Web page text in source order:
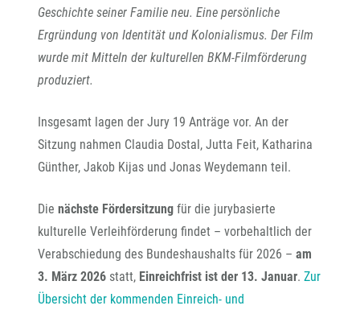
Geschichte seiner Familie neu. Eine persönliche
Ergründung von Identität und Kolonialismus. Der Film
wurde mit Mitteln der kulturellen BKM-Filmförderung
produziert.
Insgesamt lagen der Jury 19 Anträge vor. An der
Sitzung nahmen Claudia Dostal, Jutta Feit, Katharina
Günther, Jakob Kijas und Jonas Weydemann teil.
Die nächste Fördersitzung für die jurybasierte
kulturelle Verleihförderung findet – vorbehaltlich der
Verabschiedung des Bundeshaushalts für 2026 – am
3. März 2026 statt, Einreichfrist ist der 13. Januar. Zur
Übersicht der kommenden Einreich- und